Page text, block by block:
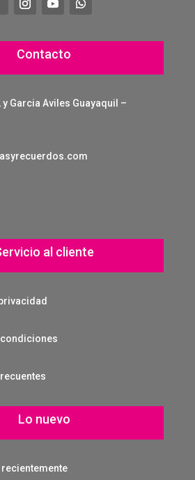
Contacto
y Garcia Aviles Guayaquil –
al cliente
Lo nuevo